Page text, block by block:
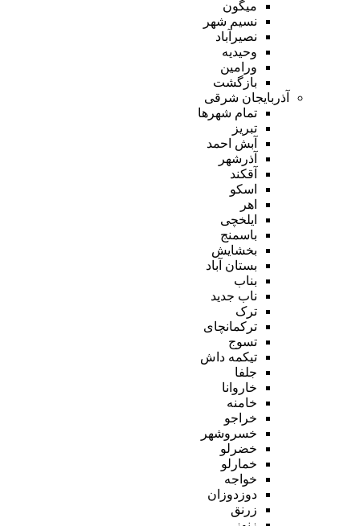
میگون
نسیم شهر
نصیرآباد
وحیدیه
ورامین
بازگشت
آذربایجان شرقی
تمام شهر‌ها
تبریز
آبش احمد
آذرشهر
آقکند
اسکو
اهر
ایلخچی
باسمنج
بخشایش
بستان آباد
بناب
ناب جدید
ترک
ترکمانچای
تسوج
تیکمه داش
جلفا
خاروانا
خامنه
خراجو
خسروشهر
خضرلو
خمارلو
خواجه
دوزدوزان
زرنق